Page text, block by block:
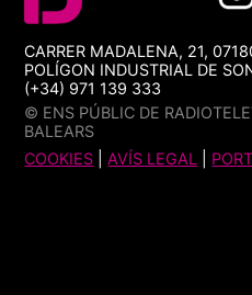
CARRER MADALENA, 21,
POLÍGON INDUSTRIAL DE
(+34) 971 139 333
© ENS PÚBLIC DE
BALEARS
COOKIES |AVÍS LEGAL